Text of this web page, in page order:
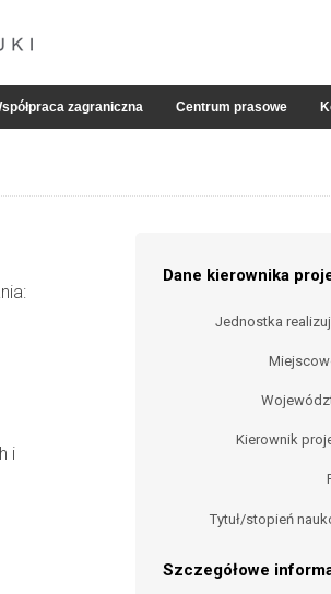
zagraniczna Centrum prasowe
Dane kierownika
Jednostka
Kierownik
Tytuł/stopień
Szczegółowe
i